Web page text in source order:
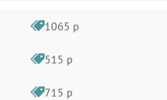
1065 р
515 р
715 р